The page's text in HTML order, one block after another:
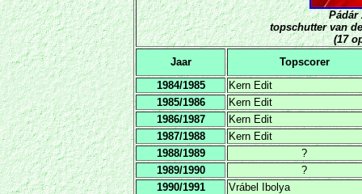
Pádár
topschutter van
(17
Jaar
Topscorer
1984/1985
Kern Edit
1985/1986
Kern Edit
1986/1987
Kern Edit
1987/1988
Kern Edit
1988/1989
?
1989/1990
?
1990/1991
Vrábel Ibolya